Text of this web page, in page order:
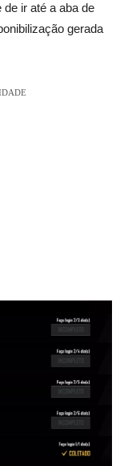
ir até a aba de
gerada